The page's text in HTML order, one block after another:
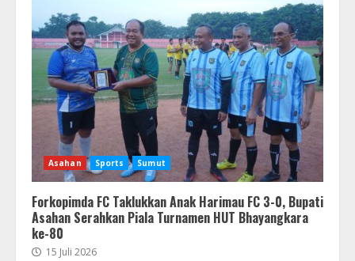
Asahan Sports Sumut
Forkopimda FC Taklukkan Anak Harimau FC 3-0, Bupati
Asahan Serahkan Piala Turnamen HUT Bhayangkara
ke-80
15 Juli 2026